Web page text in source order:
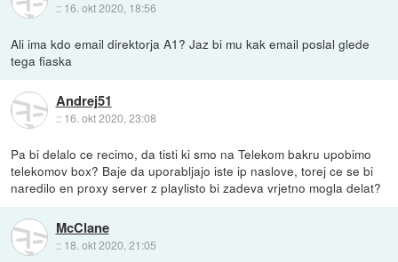
:: 16. okt 2020, 18:56
Ali ima kdo email direktorja A1? Jaz bi mu kak email poslal glede
tega fiaska
Andrej51
:: 16. okt 2020, 23:08
Pa bi delalo ce recimo, da tisti ki smo na Telekom bakru upobimo
telekomov box? Baje da uporabljajo iste ip naslove, torej ce se bi
naredilo en proxy server z playlisto bi zadeva vrjetno mogla delat?
McClane
:: 18. okt 2020, 21:05